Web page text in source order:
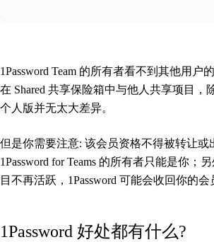
1Password Team 的所有者看不到其他用户
在 Shared 共享保险箱中与他人共享项目，
个人版并无太大差异。
但是你需要注意: 该会员资格不得被转让或
1Password for Teams 的所有者只能是你；
目不再活跃，1Password 可能会收回你的会
1Password 好处都有什么?